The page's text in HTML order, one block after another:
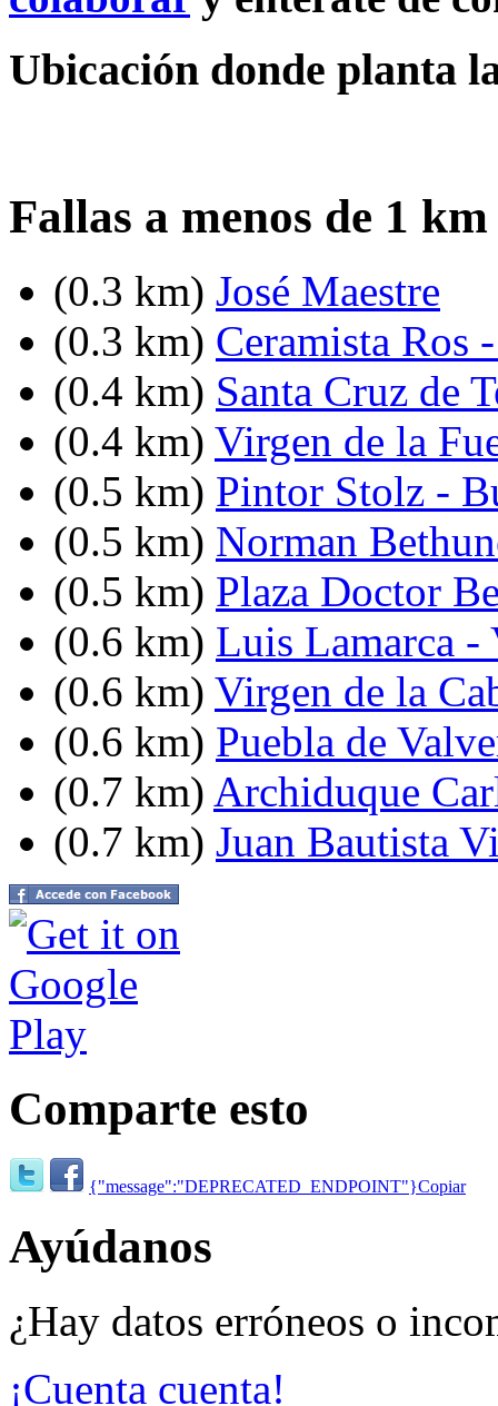
Ubicación donde planta
Fallas a menos de 1
(0.3 km) José Maestre
(0.3 km) Ceramista Ros
(0.4 km) Santa Cruz de
(0.4 km) Virgen de la
(0.5 km) Pintor Stolz -
(0.5 km) Norman
(0.5 km) Plaza Doctor
(0.6 km) Luis Lamarca -
(0.6 km) Virgen de la
(0.6 km) Puebla de
(0.7 km) Archiduque
(0.7 km) Juan Bautista
Comparte esto
{"message":"DEPRECATED_ENDPOINT"}Copiar
Ayúdanos
¿Hay datos erróneos o
¡Cuenta cuenta!